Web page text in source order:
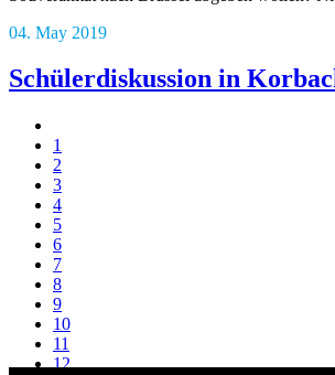
04. May 2019
Schülerdiskussion in
1
2
3
4
5
6
7
8
9
10
11
12